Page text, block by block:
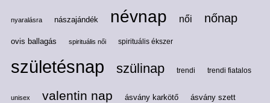
nyaralásra nászajándék névnap női nőnap
ovis ballagás spirituális női spirituális ékszer
születésnap szülinap trendi trendi fiatalos
unisex valentin nap ásvány karkötő ásvány szett